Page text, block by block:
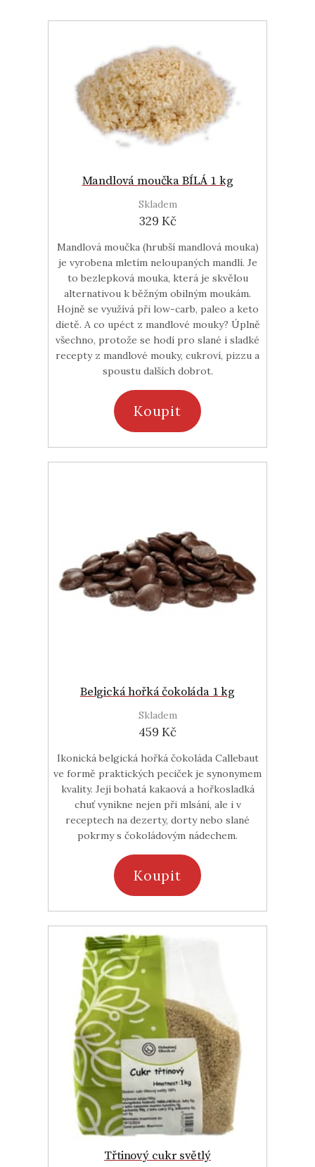
Mandlová moučka BÍLÁ 1 kg
Skladem
329 Kč
Mandlová moučka (hrubší mandlová mouka)
je vyrobena mletím neloupaných mandlí. Je
to bezlepková mouka, která je skvělou
alternativou k běžným obilným moukám.
Hojně se využívá při low-carb, paleo a keto
dietě. A co upéct z mandlové mouky? Úplně
všechno, protože se hodí pro slané i sladké
recepty z mandlové mouky, cukroví, pizzu a
spoustu dalších dobrot.
Koupit
Belgická hořká čokoláda 1 kg
Skladem
459 Kč
Ikonická belgická hořká čokoláda Callebaut
ve formě praktických peciček je synonymem
kvality. Její bohatá kakaová a hořkosladká
chuť vynikne nejen při mlsání, ale i v
receptech na dezerty, dorty nebo slané
pokrmy s čokoládovým nádechem.
Koupit
Třtinový cukr světlý